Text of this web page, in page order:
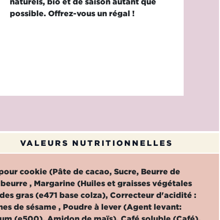
possible. Offrez-vous un régal !
VALEURS NUTRITIONNELLES
cookie (Pâte de cacao, Sucre, Beurre de
, Margarine (Huiles et graisses végétales
gras (e471 base colza), Correcteur d'acidité :
de sésame , Poudre à lever (Agent levant: